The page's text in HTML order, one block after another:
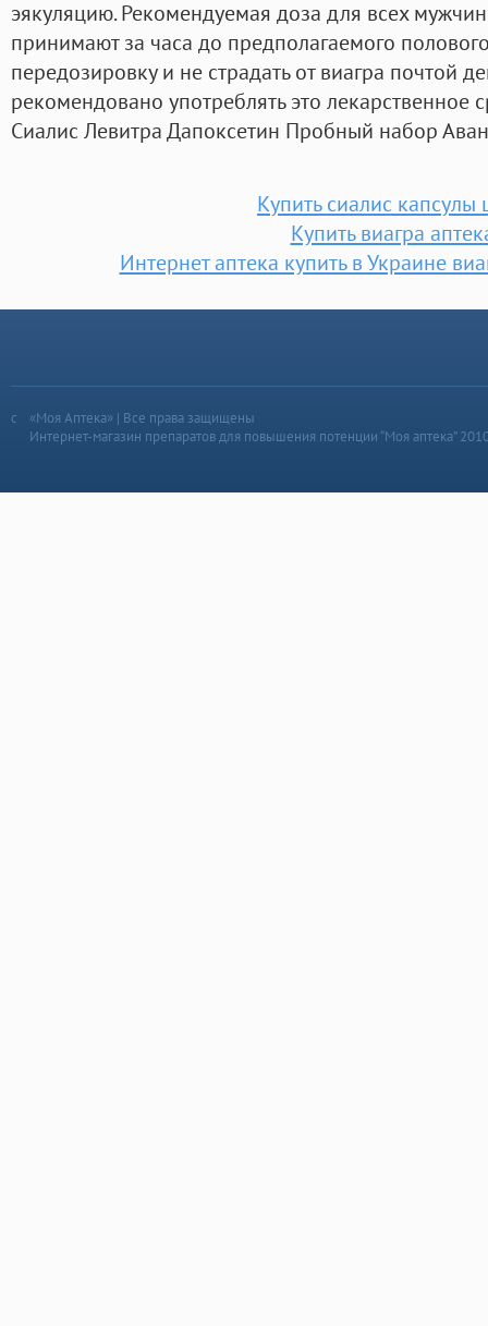
эякуляцию. Рекомендуемая доза для всех мужчин
принимают за часа до предполагаемого
передозировку и не страдать от виагра почтой
рекомендовано употреблять это лекарственное
Сиалис Левитра Дапоксетин Пробный набор
Купить сиалис капсулы
Купить виагра
Интернет аптека купить в Украине
«Моя Аптека» | Все права защищены
Интернет-магазин препаратов для повышения потенции “Моя аптека”